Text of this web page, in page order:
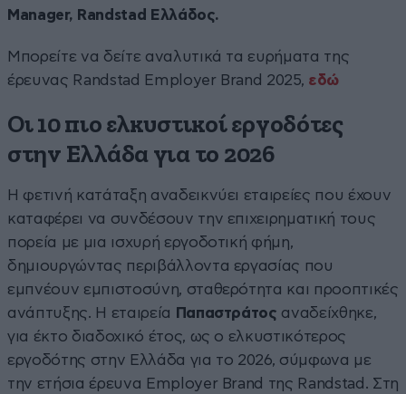
Manager, Randstad Ελλάδος.
Μπορείτε να δείτε αναλυτικά τα ευρήματα της
έρευνας Randstad Employer Brand 2025, εδώ
Οι 10 πιο ελκυστικοί εργοδότες
στην Ελλάδα για το 2026
Η φετινή κατάταξη αναδεικνύει εταιρείες που έχουν
καταφέρει να συνδέσουν την επιχειρηματική τους
πορεία με μια ισχυρή εργοδοτική φήμη,
δημιουργώντας περιβάλλοντα εργασίας που
εμπνέουν εμπιστοσύνη, σταθερότητα και προοπτικές
ανάπτυξης. Η εταιρεία Παπαστράτος αναδείχθηκε,
για έκτο διαδοχικό έτος, ως ο ελκυστικότερος
εργοδότης στην Ελλάδα για το 2026, σύμφωνα με
την ετήσια έρευνα Employer Brand της Randstad. Στη